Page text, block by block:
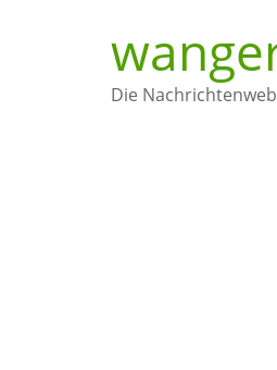
Die